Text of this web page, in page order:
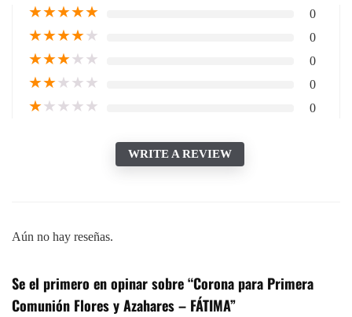
★★★★★ 0
★★★★★ 0
★★★★★ 0
★★★★★ 0
★★★★★ 0
WRITE A REVIEW
Aún no hay reseñas.
Se el primero en opinar sobre “Corona para Primera
Comunión Flores y Azahares – FÁTIMA”